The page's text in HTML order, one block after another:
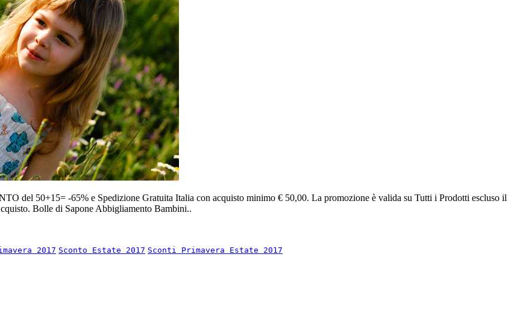
del 50+15= -65% e Spedizione Gratuita Italia con acquisto minimo € 50,00. La promozione è valida su Tutti i Prodotti escluso il
Bolle di Sapone Abbigliamento Bambini..
2017 Sconto Estate 2017 Sconti Primavera Estate 2017